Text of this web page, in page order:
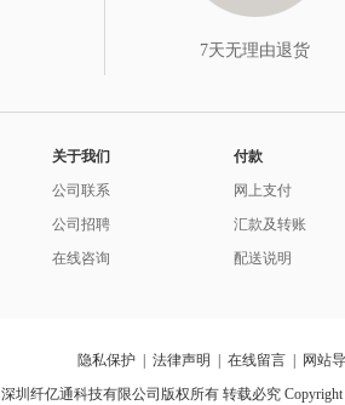
7天无理由退货
关于我们
公司联系
公司招聘
在线咨询
付款
网上支付
汇款及转账
配送说明
隐私保护 法律声明 在线留言
网站
深圳纤亿通科技有限公司版权所有 转载必究